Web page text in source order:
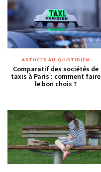
ASTUCES AU QUOTIDIEN
Comparatif des sociétés de
taxis à Paris : comment faire
le bon choix ?